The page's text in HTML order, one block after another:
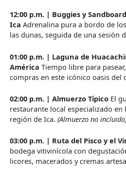
12:00 p.m. | Buggies y
Ica Adrenalina pura a bordo de
las dunas, seguida de una sesión
01:00 p.m. | Laguna de
América Tiempo libre para
compras en este icónico oasis del
02:00 p.m. | Almuerzo Típico El
restaurante local especializado
región de Ica. (Almuerzo no
03:00 p.m. | Ruta del Pisco y el
bodega vitivinícola con
licores, macerados y cremas